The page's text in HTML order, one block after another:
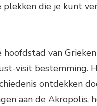
die je kunt
van
visit bestemming.
ontdekken
aan de Akropolis,